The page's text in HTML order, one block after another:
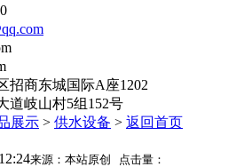
招商东城国际A座1202
道岐山村5组152号
展示 > 供水设备 > 返回首页
来源：本站原创 点击量：